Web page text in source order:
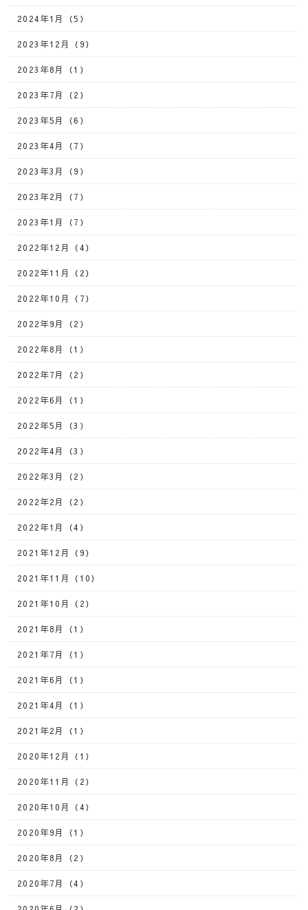
2024年1月（5）
2023年12月（9）
2023年8月（1）
2023年7月（2）
2023年5月（6）
2023年4月（7）
2023年3月（9）
2023年2月（7）
2023年1月（7）
2022年12月（4）
2022年11月（2）
2022年10月（7）
2022年9月（2）
2022年8月（1）
2022年7月（2）
2022年6月（1）
2022年5月（3）
2022年4月（3）
2022年3月（2）
2022年2月（2）
2022年1月（4）
2021年12月（9）
2021年11月（10）
2021年10月（2）
2021年8月（1）
2021年7月（1）
2021年6月（1）
2021年4月（1）
2021年2月（1）
2020年12月（1）
2020年11月（2）
2020年10月（4）
2020年9月（1）
2020年8月（2）
2020年7月（4）